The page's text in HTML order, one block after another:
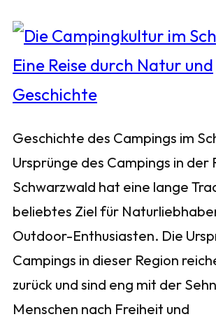
Geschichte des Campings im
Ursprünge des Campings in der
Schwarzwald hat eine lange
beliebtes Ziel für
Outdoor-Enthusiasten. Die
Campings in dieser Region
zurück und sind eng mit der
Menschen nach Freiheit und